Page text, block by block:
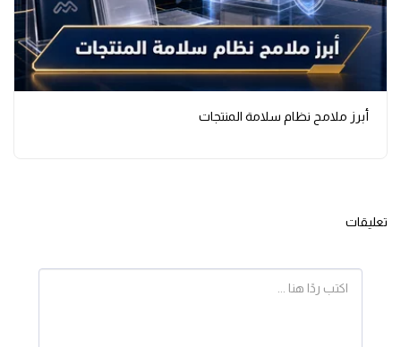
أبرز ملامح نظام سلامة المنتجات
تعليقات